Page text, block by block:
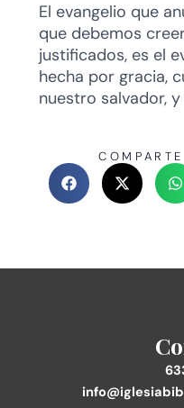
El evangelio que
que debemos
justificados, es el
hecha por gracia,
nuestro salvador,